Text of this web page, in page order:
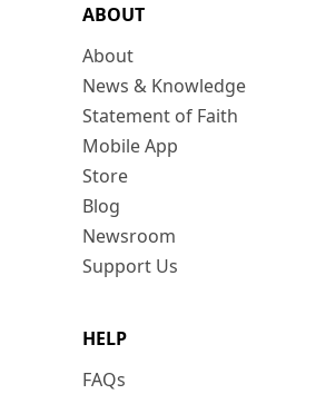
ABOUT
About
News & Knowledge
Statement of Faith
Mobile App
Store
Blog
Newsroom
Support Us
HELP
FAQs